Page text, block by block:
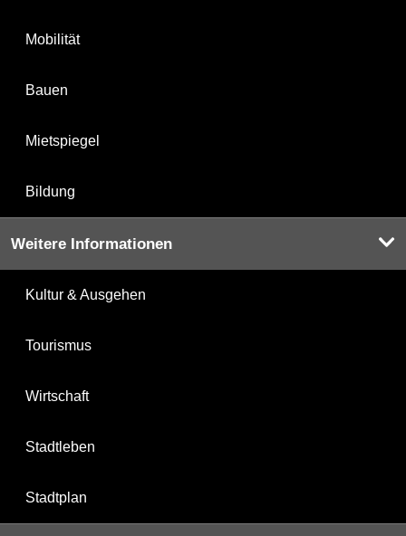
Mobilität
Bauen
Mietspiegel
Bildung
Weitere Informationen
Kultur & Ausgehen
Tourismus
Wirtschaft
Stadtleben
Stadtplan